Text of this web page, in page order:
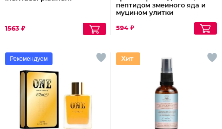
1563 ₽
пептидом змеиного яда и
муцином улитки
594 ₽
Рекомендуем